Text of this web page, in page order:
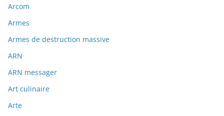
Arcom
Armes
Armes de destruction massive
ARN
ARN messager
Art culinaire
Arte